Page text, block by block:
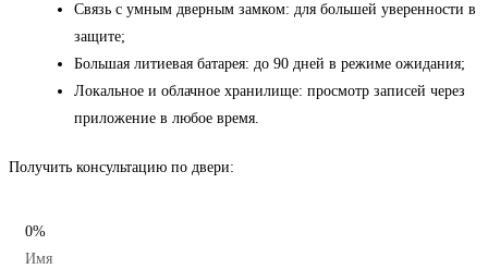
Связь с умным дверным замком: для большей уверенности в
защите;
Большая литиевая батарея: до 90 дней в режиме ожидания;
Локальное и облачное хранилище: просмотр записей через
приложение в любое время.
Получить консультацию по двери:
0%
Имя